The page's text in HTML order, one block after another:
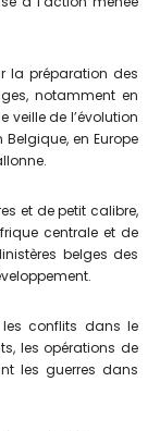
la préparation des
notamment en
veille de l’évolution
en Europe
et de petit calibre,
centrale et de
belges des
conflits dans le
les opérations de
les guerres dans